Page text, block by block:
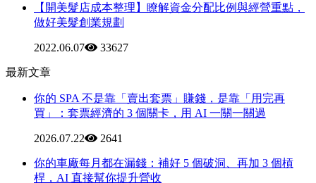
【開美髮店成本整理】瞭解資金分配比例與經營重點，
做好美髮創業規劃
2022.06.07 33627
最新文章
你的 SPA 不是靠「賣出套票」賺錢，是靠「用完再
買」：套票經濟的 3 個關卡，用 AI 一關一關過
2026.07.22 2641
你的車廠每月都在漏錢：補好 5 個破洞、再加 3 個槓
桿，AI 直接幫你提升營收